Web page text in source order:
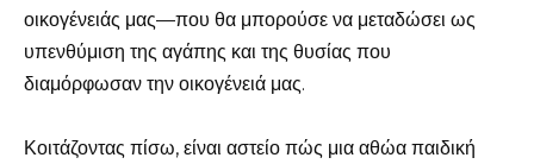
οικογένειάς μας—που θα μπορούσε να μεταδώσει ως
υπενθύμιση της αγάπης και της θυσίας που
διαμόρφωσαν την οικογένειά μας.
Κοιτάζοντας πίσω, είναι αστείο πώς μια αθώα παιδική